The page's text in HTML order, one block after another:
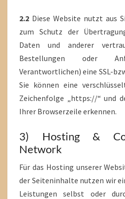
2.2 Diese Website nutzt aus
zum Schutz der
Daten und anderer
Bestellungen oder
Verantwortlichen) eine SSL-
Sie können eine
Zeichenfolge „https://“ und
Ihrer Browserzeile erkennen.
3) Hosting &
Network
Für das Hosting unserer
der Seiteninhalte nutzen wir
Leistungen selbst oder